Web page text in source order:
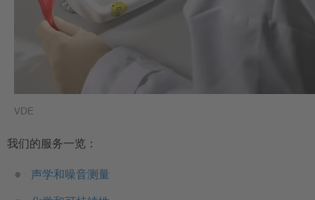
VDE
我们的服务一览：
声学和噪音测量